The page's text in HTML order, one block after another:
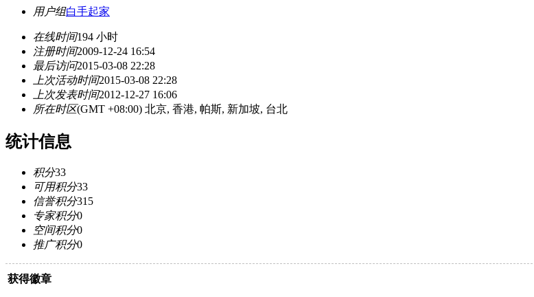
用户组白手起家
在线时间194 小时
注册时间2009-12-24 16:54
最后访问2015-03-08 22:28
上次活动时间2015-03-08 22:28
上次发表时间2012-12-27 16:06
所在时区(GMT +08:00) 北京, 香港, 帕斯, 新加坡, 台北
统计信息
积分33
可用积分33
信誉积分315
专家积分0
空间积分0
推广积分0
获得徽章